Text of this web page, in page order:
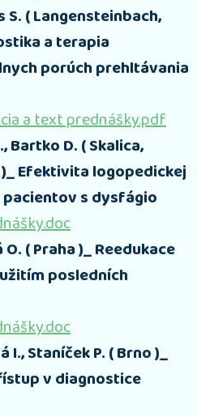
S. ( Langensteinbach,
a terapia
porúch prehltávania
a text prednášky.pdf
Bartko D. ( Skalica,
Efektivita logopedickej
s dysfágio
( Praha )_ Reedukace
posledních
I., Staníček P. ( Brno )_
v diagnostice